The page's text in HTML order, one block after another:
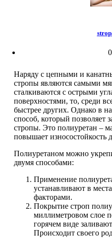
Наряду с цепными и
стропы являются самыми
сталкиваются с острыми
поверхностями, то, среди
быстрее других. Однако в
способ, который позволяет
стропы. Это полиуретан –
повышает износостойкость
Полиуретаном можно
двумя способами:
Применение
устанавливают в
факторами.
Покрытие строп
миллиметровом слое
горячем виде
Происходит своего